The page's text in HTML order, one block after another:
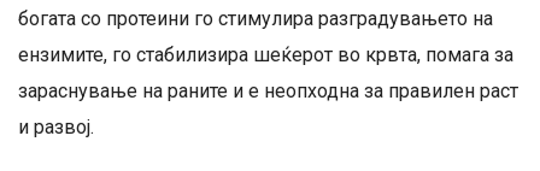
богата со протеини го стимулира разградувањето на
ензимите, го стабилизира шеќерот во крвта, помага за
зараснување на раните и е неопходна за правилен раст
и развој.